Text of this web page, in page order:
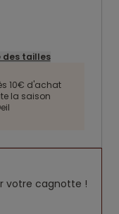
des tailles
10€ d'achat
la saison
votre cagnotte !